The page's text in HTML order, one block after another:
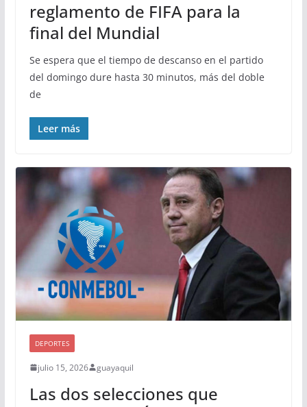
reglamento de FIFA para la
final del Mundial
Se espera que el tiempo de descanso en el partido
del domingo dure hasta 30 minutos, más del doble
de
Leer más
DEPORTES
julio 15, 2026 guayaquil
Las dos selecciones que